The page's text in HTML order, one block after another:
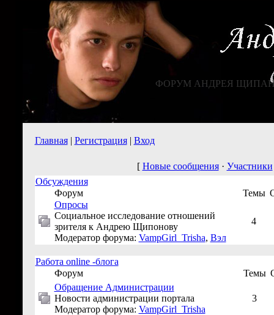
ФОРУМ АНДРЕЯ
Главная| Регистрация| Вход
[ Новые сообщения· Участники
Обсуждения
Форум
Темы
Опросы
Социальное исследование отношений
зрителя к Андрею Щипонову
Модератор форума: VampGirl_Trisha, Вэл
4
Работа online -блога
Форум
Темы
Обращение Администрации
Новости администрации портала
Модератор форума: VampGirl_Trisha
3